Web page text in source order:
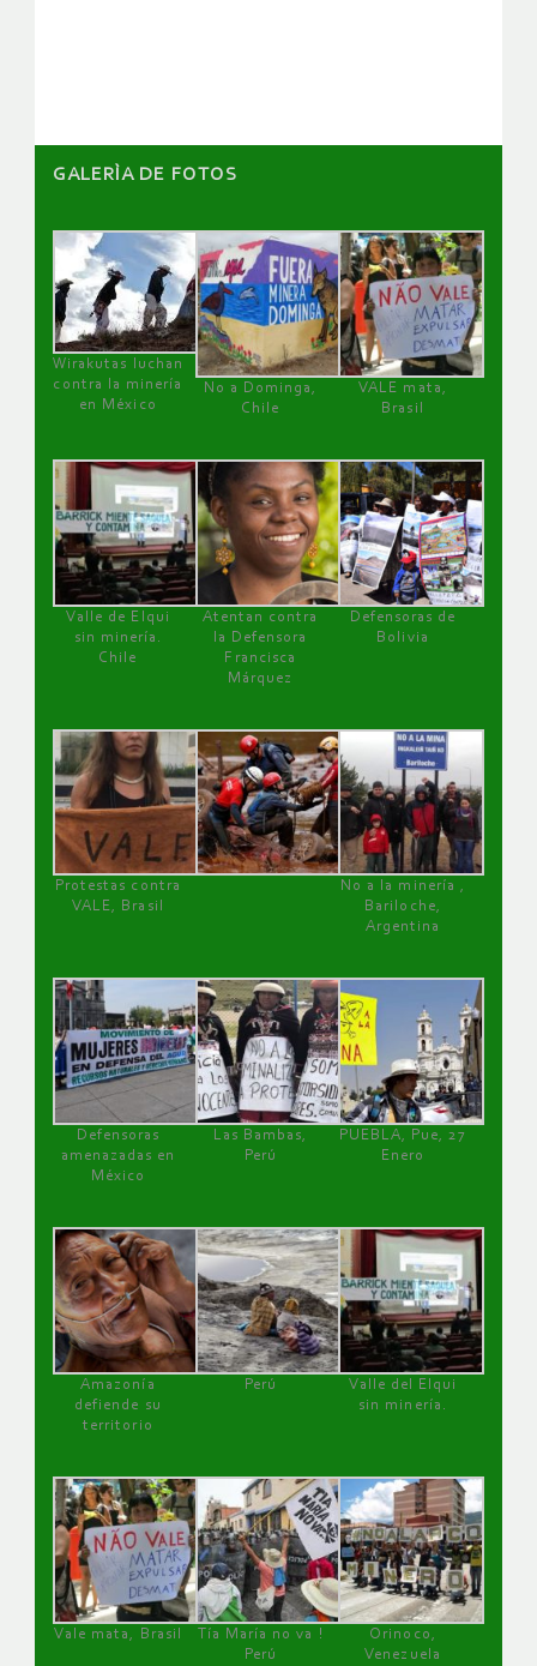
GALERÌA DE FOTOS
Wirakutas luchan
contra la minería
en México
No a Dominga,
Chile
VALE mata,
Brasil
Valle de Elqui
sin minería.
Chile
Atentan contra
la Defensora
Francisca
Márquez
Defensoras de
Bolivia
Protestas contra
VALE, Brasil
No a la minería ,
Bariloche,
Argentina
Defensoras
amenazadas en
México
Las Bambas,
Perú
PUEBLA, Pue, 27
Enero
Amazonía
defiende su
territorio
Perú
Valle del Elqui
sin minería.
Vale mata, Brasil
Tía María no va !
Perú
Orinoco,
Venezuela